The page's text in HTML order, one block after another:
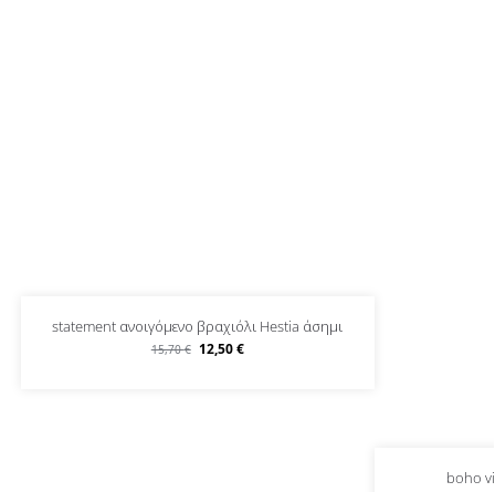
statement ανοιγόμενο βραχιόλι Hestia άσημι
15,70€ 12,50€
boho